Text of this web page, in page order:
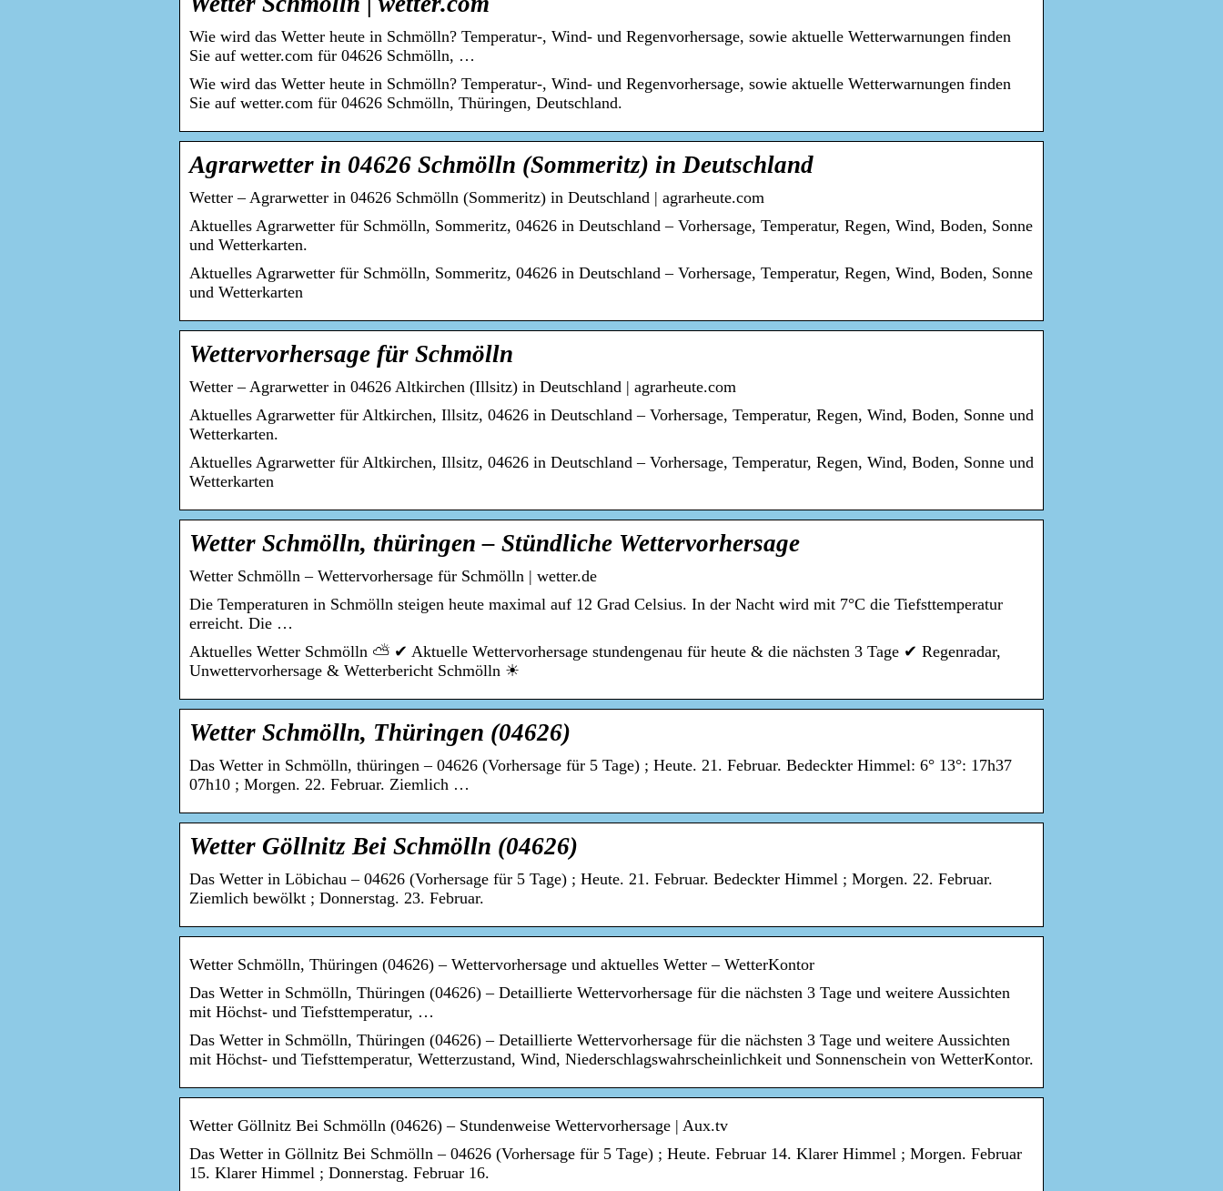
Wie wird das Wetter heute in Schmölln? Temperatur-, Wind- und Regenvorhersage, sowie aktuelle Wetterwarnungen finden
Sie auf wetter.com für 04626 Schmölln, …
Wie wird das Wetter heute in Schmölln? Temperatur-, Wind- und Regenvorhersage, sowie aktuelle Wetterwarnungen finden
Sie auf wetter.com für 04626 Schmölln, Thüringen, Deutschland.
Agrarwetter in 04626 Schmölln (Sommeritz) in Deutschland
Wetter – Agrarwetter in 04626 Schmölln (Sommeritz) in Deutschland | agrarheute.com
Aktuelles Agrarwetter für Schmölln, Sommeritz, 04626 in Deutschland – Vorhersage, Temperatur, Regen, Wind, Boden, Sonne
und Wetterkarten.
Aktuelles Agrarwetter für Schmölln, Sommeritz, 04626 in Deutschland – Vorhersage, Temperatur, Regen, Wind, Boden, Sonne
und Wetterkarten
Wettervorhersage für Schmölln
Wetter – Agrarwetter in 04626 Altkirchen (Illsitz) in Deutschland | agrarheute.com
Aktuelles Agrarwetter für Altkirchen, Illsitz, 04626 in Deutschland – Vorhersage, Temperatur, Regen, Wind, Boden, Sonne und
Wetterkarten.
Aktuelles Agrarwetter für Altkirchen, Illsitz, 04626 in Deutschland – Vorhersage, Temperatur, Regen, Wind, Boden, Sonne und
Wetterkarten
Wetter Schmölln, thüringen – Stündliche Wettervorhersage
Wetter Schmölln – Wettervorhersage für Schmölln | wetter.de
Die Temperaturen in Schmölln steigen heute maximal auf 12 Grad Celsius. In der Nacht wird mit 7°C die Tiefsttemperatur
erreicht. Die …
Aktuelles Wetter Schmölln ⛅ ✔ Aktuelle Wettervorhersage stundengenau für heute & die nächsten 3 Tage ✔ Regenradar,
Unwettervorhersage & Wetterbericht Schmölln ☀
Wetter Schmölln, Thüringen (04626)
Das Wetter in Schmölln, thüringen – 04626 (Vorhersage für 5 Tage) ; Heute. 21. Februar. Bedeckter Himmel: 6° 13°: 17h37
07h10 ; Morgen. 22. Februar. Ziemlich …
Wetter Göllnitz Bei Schmölln (04626)
Das Wetter in Löbichau – 04626 (Vorhersage für 5 Tage) ; Heute. 21. Februar. Bedeckter Himmel ; Morgen. 22. Februar.
Ziemlich bewölkt ; Donnerstag. 23. Februar.
Wetter Schmölln, Thüringen (04626) – Wettervorhersage und aktuelles Wetter – WetterKontor
Das Wetter in Schmölln, Thüringen (04626) – Detaillierte Wettervorhersage für die nächsten 3 Tage und weitere Aussichten
mit Höchst- und Tiefsttemperatur, …
Das Wetter in Schmölln, Thüringen (04626) – Detaillierte Wettervorhersage für die nächsten 3 Tage und weitere Aussichten
mit Höchst- und Tiefsttemperatur, Wetterzustand, Wind, Niederschlagswahrscheinlichkeit und Sonnenschein von WetterKontor.
Wetter Göllnitz Bei Schmölln (04626) – Stundenweise Wettervorhersage | Aux.tv
Das Wetter in Göllnitz Bei Schmölln – 04626 (Vorhersage für 5 Tage) ; Heute. Februar 14. Klarer Himmel ; Morgen. Februar
15. Klarer Himmel ; Donnerstag. Februar 16.